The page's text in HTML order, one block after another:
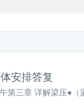
安排答复
第三章 详解梁压●（